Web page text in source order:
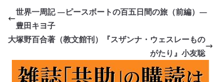
世界一周記 ―ピースボートの百五日間の旅（前編）―
豊田キヨ子
大塚野百合著（教文館刊）『スザンナ・ウェスレーもの
がたり』小友聡